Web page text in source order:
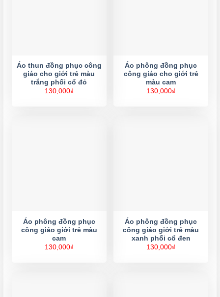
Áo thun đồng phục công
giáo cho giới trẻ màu
trắng phối cổ đỏ
130,000₫
Áo phông đồng phục
công giáo cho giới trẻ
màu cam
130,000₫
Áo phông đồng phục
công giáo giới trẻ màu
cam
130,000₫
Áo phông đồng phục
công giáo giới trẻ màu
xanh phối cổ đen
130,000₫